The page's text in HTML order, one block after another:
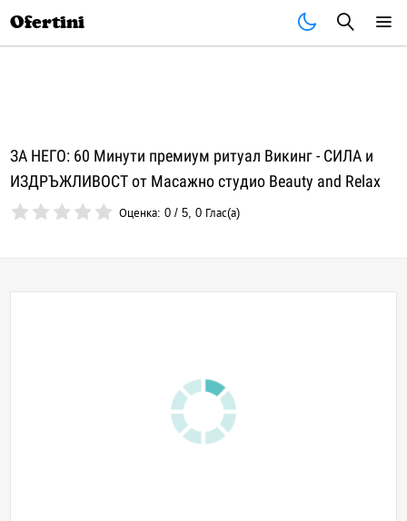
Ofertini
ЗА НЕГО: 60 Минути премиум ритуал Викинг - СИЛА и
ИЗДРЪЖЛИВОСТ от Масажно студио Beauty and Relax
Оценка:0 /5,0 Глас(а)